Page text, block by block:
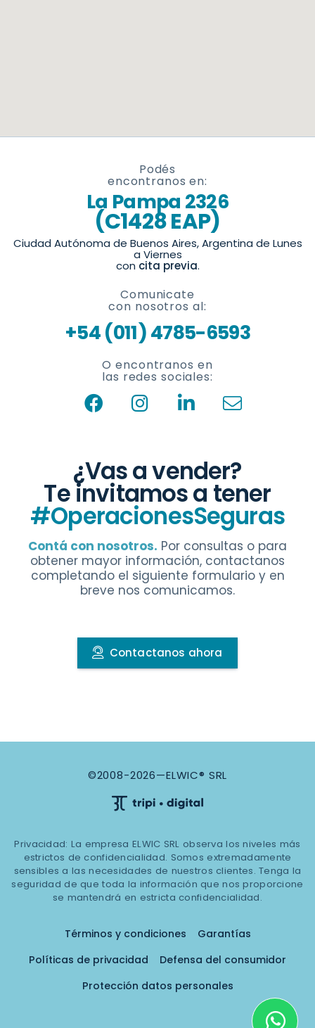
Podés
encontranos en:
La Pampa 2326
(C1428 EAP)
Ciudad Autónoma de Buenos Aires, Argentina de Lunes
a Viernes
con cita previa.
Comunicate
con nosotros al:
+54 (011) 4785-6593
O encontranos en
las redes sociales:
¿Vas a vender?
Te invitamos a tener
#OperacionesSeguras
Contá con nosotros. Por consultas o para
obtener mayor información, contactanos
completando el siguiente formulario y en
breve nos comunicamos.
Contactanos ahora
©2008-2026—ELWIC® SRL
Privacidad: La empresa ELWIC SRL observa los niveles más
estrictos de confidencialidad. Somos extremadamente
sensibles a las necesidades de nuestros clientes. Tenga la
seguridad de que toda la información que nos proporcione
se mantendrá en estricta confidencialidad.
Términos y condiciones
Garantías
Políticas de privacidad
Defensa del consumidor
Protección datos personales